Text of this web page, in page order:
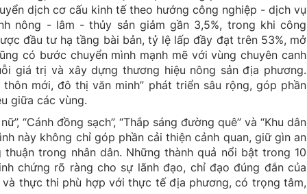
dịch cơ cấu kinh tế theo hướng công nghiệp - dịch vụ
nông - lâm - thủy sản giảm gần 3,5%, trong khi công
đầu tư hạ tầng bài bản, tỷ lệ lấp đầy đạt trên 53%, mở
có bước chuyển mình mạnh mẽ với vùng chuyên canh
giá trị và xây dựng thương hiệu nông sản địa phương.
mới, đô thị văn minh” phát triển sâu rộng, góp phần
giữa các vùng.
“Cánh đồng sạch”, “Thắp sáng đường quê” và “Khu dân
này không chỉ góp phần cải thiện cảnh quan, giữ gìn an
trong nhân dân. Những thành quả nổi bật trong 10
chứng rõ ràng cho sự lãnh đạo, chỉ đạo đúng đắn của
thực thi phù hợp với thực tế địa phương, có trọng tâm,